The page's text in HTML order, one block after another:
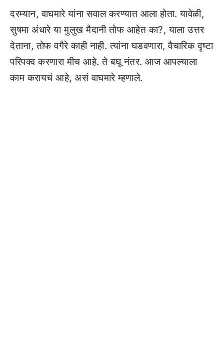
दरम्यान, वाघमारे यांना सवाल करण्यात आला होता. यावेळी,
सुषमा अंधारे या मुलुख मैदानी तोफ आहेत का?, याला उत्तर
देताना, तोफ वगैरे काही नाही. त्यांना घडवणारा, वैचारिक दृष्टा
परिपक्व करणारा मीच आहे. ते बघू नंतर. आज आपल्याला
काम करायचं आहे, असं वाघमारे म्हणाले.